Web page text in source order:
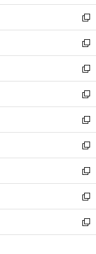
ウ
ィ
ン
ド
ウ
で
開
く
し
い
ウ
ィ
ン
ド
ウ
で
開
く
新
し
い
ウ
ィ
ン
ド
ウ
で
開
く
新
し
い
ウ
ィ
ン
ド
ウ
で
開
く
新
し
い
ウ
ィ
ン
ド
ウ
で
開
く
新
し
い
ウ
ィ
ン
ド
ウ
で
開
く
新
し
い
ウ
ィ
ン
ド
ウ
で
開
新
し
い
ウ
ィ
ン
ド
ウ
新
し
い
ウ
ィ
ン
新
し
い
ウ
新
し